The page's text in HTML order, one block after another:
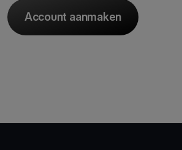
Account aanmaken